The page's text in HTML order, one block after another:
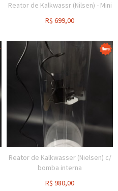
Reator de Kalkwassr (Nilsen) - Mini
R$ 699,00
Reator de Kalkwasser (Nielsen) c/
bomba interna
R$ 980,00